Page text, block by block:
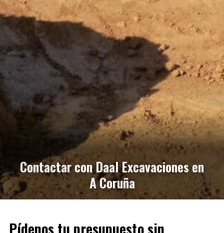
Contactar con Daal Excavaciones en
A Coruña
Pídenos tu presupuesto sin